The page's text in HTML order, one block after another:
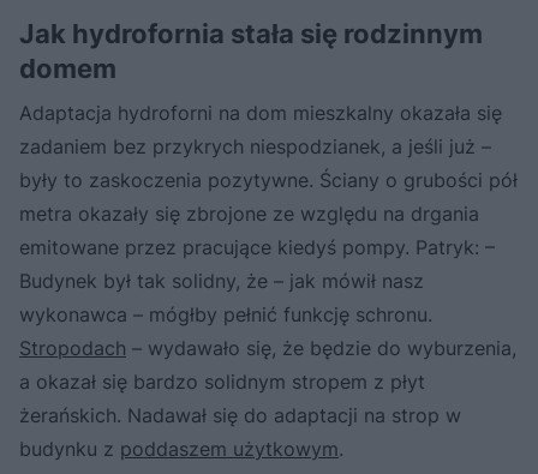
Jak hydrofornia stała się rodzinnym
domem
Adaptacja hydroforni na dom mieszkalny okazała się
zadaniem bez przykrych niespodzianek, a jeśli już –
były to zaskoczenia pozytywne. Ściany o grubości pół
metra okazały się zbrojone ze względu na drgania
emitowane przez pracujące kiedyś pompy. Patryk: –
Budynek był tak solidny, że – jak mówił nasz
wykonawca – mógłby pełnić funkcję schronu.
Stropodach – wydawało się, że będzie do wyburzenia,
a okazał się bardzo solidnym stropem z płyt
żerańskich. Nadawał się do adaptacji na strop w
budynku z poddaszem użytkowym.